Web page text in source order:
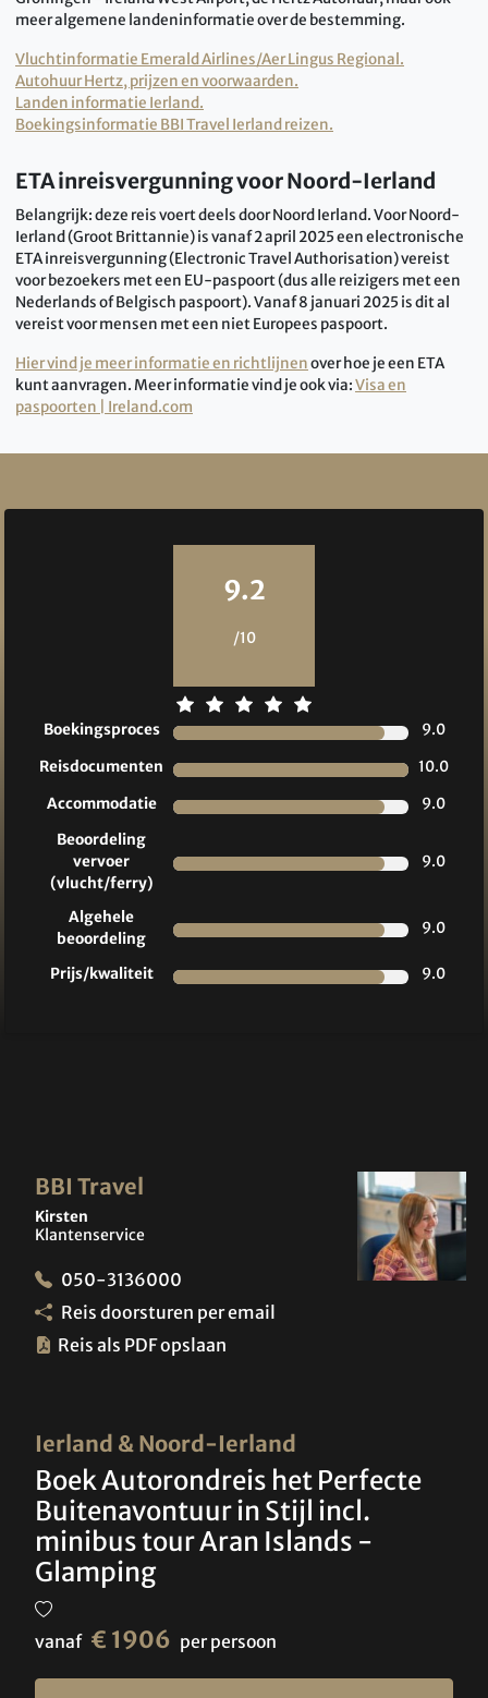
meer algemene landeninformatie over de bestemming.
Vluchtinformatie Emerald Airlines/Aer Lingus Regional.
Autohuur Hertz, prijzen en voorwaarden.
Landen informatie Ierland.
Boekingsinformatie BBI Travel Ierland reizen.
ETA inreisvergunning voor Noord-Ierland
Belangrijk: deze reis voert deels door Noord Ierland. Voor Noord-
Ierland (Groot Brittannie) is vanaf 2 april 2025 een electronische
ETA inreisvergunning (Electronic Travel Authorisation) vereist
voor bezoekers met een EU-paspoort (dus alle reizigers met een
Nederlands of Belgisch paspoort). Vanaf 8 januari 2025 is dit al
vereist voor mensen met een niet Europees paspoort.
Hier vind je meer informatie en richtlijnenover hoe je een ETA
kunt aanvragen. Meer informatie vind je ook via:Visa en
paspoorten | Ireland.com
9.2
/10
Boekingsproces
9.0
Reisdocumenten
10.0
Accommodatie
9.0
Beoordeling
vervoer
(vlucht/ferry)
9.0
Algehele
beoordeling
9.0
Prijs/kwaliteit 9.0
Ierland & Noord-Ierland
Boek Autorondreis het Perfecte
Buitenavontuur in Stijl incl.
minibus tour Aran Islands -
Glamping
vanaf € 1906 per persoon
BBI Travel
Kirsten
Klantenservice
050-3136000
Reis doorsturen per email
Reis als PDF opslaan